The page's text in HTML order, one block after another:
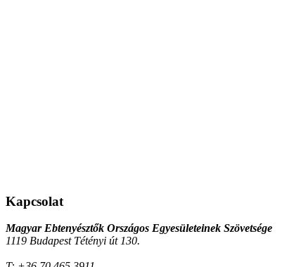
Kapcsolat
Magyar Ebtenyésztők Országos Egyesületeinek Szövetsége
1119 Budapest Tétényi út 130.